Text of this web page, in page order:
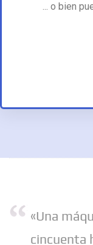
... o bien
«Una
cincuenta